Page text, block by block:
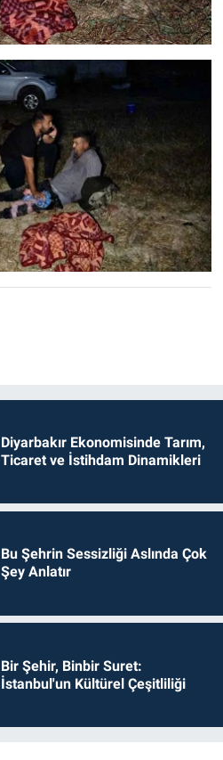
Diyarbakır Ekonomisinde Tarım,
Ticaret ve İstihdam Dinamikleri
Bu Şehrin Sessizliği Aslında Çok
Şey Anlatır
Bir Şehir, Binbir Suret:
İstanbul'un Kültürel Çeşitliliği